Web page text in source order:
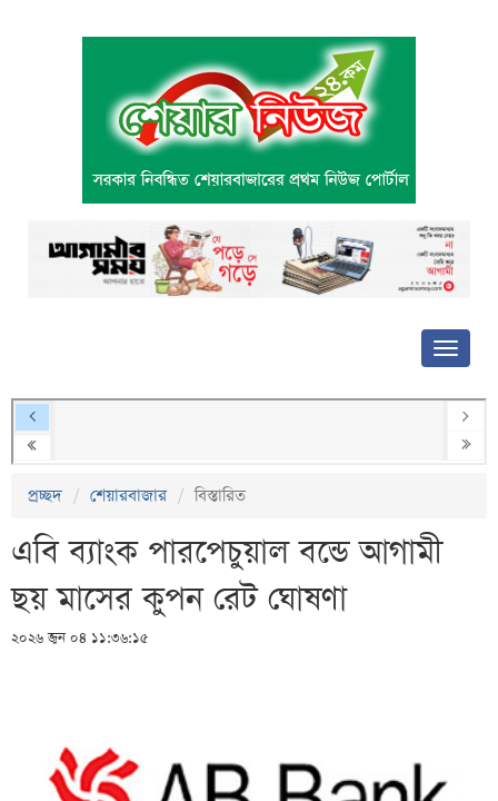
প্রচ্ছদ শেয়ারবাজার বিস্তারিত
এবি ব্যাংক পারপেচুয়াল বন্ডে আগামী
ছয় মাসের কুপন রেট ঘোষণা
২০২৬ জুন ০৪ ১১:৩৬:১৫